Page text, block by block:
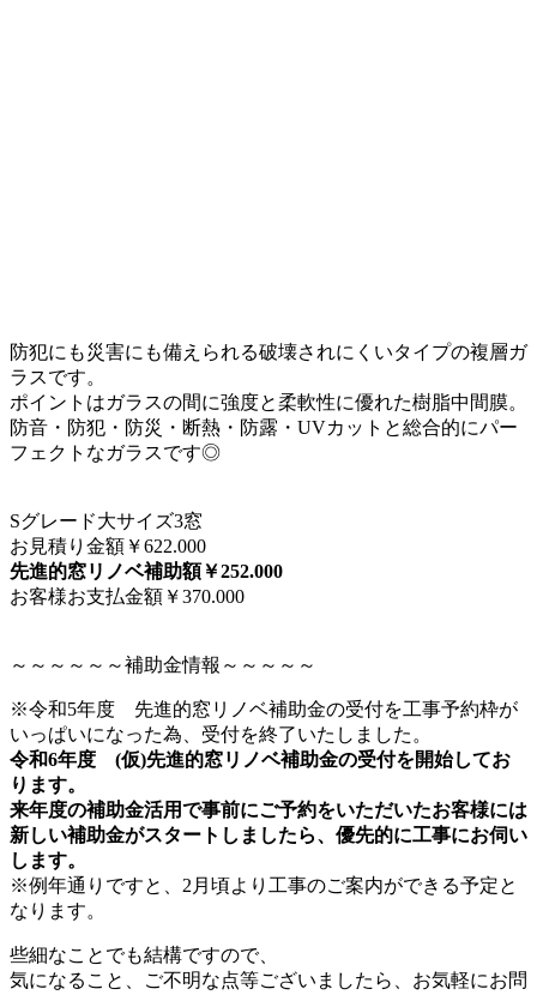
防犯にも災害にも備えられる破壊されにくいタイプの複層ガ
ラスです。
ポイントはガラスの間に強度と柔軟性に優れた樹脂中間膜。
防音・防犯・防災・断熱・防露・UVカットと総合的にパー
フェクトなガラスです◎
Sグレード大サイズ3窓
お見積り金額￥622.000
先進的窓リノベ補助額￥252.000
お客様お支払金額￥370.000
～～～～～～補助金情報～～～～～
※令和5年度 先進的窓リノベ補助金の受付を工事予約枠が
いっぱいになった為、受付を終了いたしました。
令和6年度 (仮)先進的窓リノベ補助金の受付を開始してお
ります。
来年度の補助金活用で事前にご予約をいただいたお客様には
新しい補助金がスタートしましたら、優先的に工事にお伺い
します。
※例年通りですと、2月頃より工事のご案内ができる予定と
なります。
些細なことでも結構ですので、
気になること、ご不明な点等ございましたら、お気軽にお問